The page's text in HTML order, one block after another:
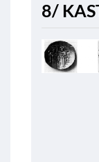
8/